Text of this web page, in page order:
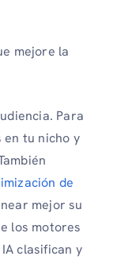
mejore la
Para
tu nicho y
de
mejor su
los motores
clasifican y